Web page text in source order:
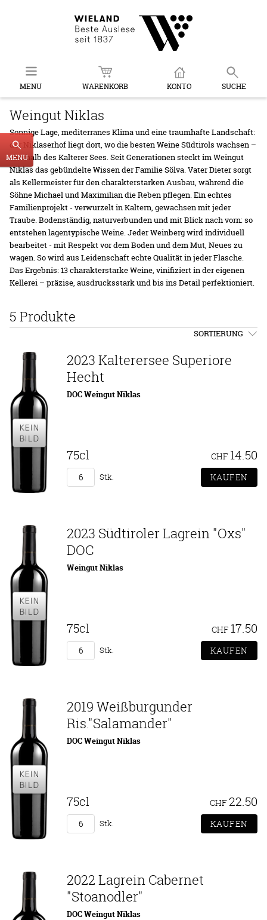
MENU WARENKORB KONTO SUCHE
MENU
Weingut Niklas
Sonnige Lage, mediterranes Klima und eine traumhafte Landschaft:
der Niklaserhof liegt dort, wo die besten Weine Südtirols wachsen –
oberhalb des Kalterer Sees. Seit Generationen steckt im Weingut
Niklas das gebündelte Wissen der Familie Sölva. Vater Dieter sorgt
als Kellermeister für den charakterstarken Ausbau, während die
Söhne Michael und Maximilian die Reben pflegen. Ein echtes
Familienprojekt - verwurzelt in Kaltern, gewachsen mit jeder
Traube. Bodenständig, naturverbunden und mit Blick nach vorn: so
entstehen lagentypische Weine. Jeder Weinberg wird individuell
bearbeitet - mit Respekt vor dem Boden und dem Mut, Neues zu
wagen. So wird aus Leidenschaft echte Qualität in jeder Flasche.
Das Ergebnis: 13 charakterstarke Weine, vinifiziert in der eigenen
Kellerei – präzise, ausdrucksstark und bis ins Detail perfektioniert.
5 Produkte
SORTIERUNG
2023 Kalterersee Superiore
Hecht
DOC Weingut Niklas
75cl CHF 14.50
Stk.
2023 Südtiroler Lagrein "Oxs"
DOC
Weingut Niklas
75cl CHF 17.50
Stk.
2019 Weißburgunder
Ris."Salamander"
DOC Weingut Niklas
75cl CHF 22.50
Stk.
2022 Lagrein Cabernet
"Stoanodler"
DOC Weingut Niklas